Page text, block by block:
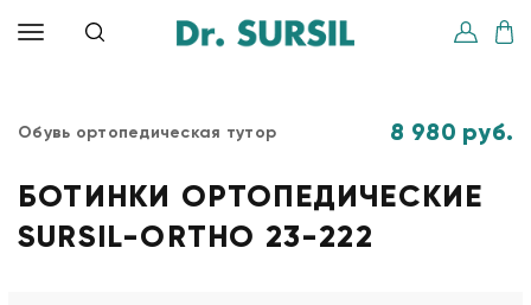
Обувь ортопедическая тутор 8 980 руб.
БОТИНКИ ОРТОПЕДИЧЕСКИЕ
SURSIL-ORTHO 23-222